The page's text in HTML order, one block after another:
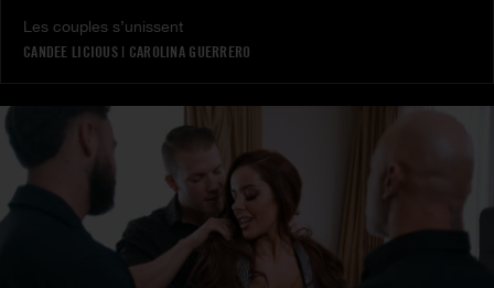
Les couples s’unissent
CANDEE LICIOUS| CAROLINA GUERRERO